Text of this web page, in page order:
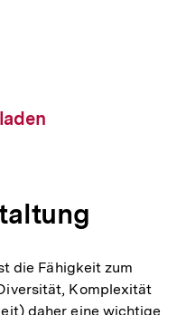
die Fähigkeit zum
Komplexität
daher eine wichtige